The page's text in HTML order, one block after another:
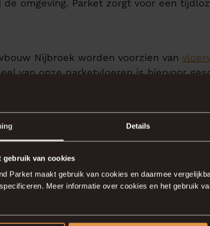
Details
gebruik van cookies
Parket maakt gebruik van cookies en daarmee
Meer informatie over cookies en het gebruik
omgeving. Parket zorgt voor een
Nijbroek worden voorzien van
van onze parketvloeren is hiervoor
gekozen. Wij adviseren u hier
technisch perfect aansluit op uw
met
parketvloeren in veel variaties: